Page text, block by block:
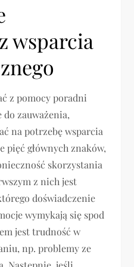
wsparcia
z pomocy poradni
do zauważenia,
na potrzebę wsparcia
pięć głównych znaków,
skorzystania
z nich jest
doświadczenie
wymykają się spod
jest trudność w
np. problemy ze